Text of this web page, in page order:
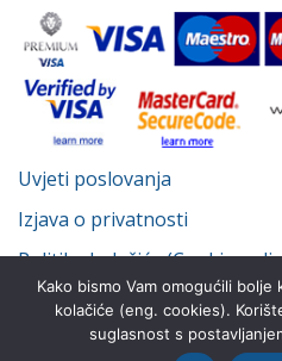
Uvjeti poslovanja
Izjava o privatnosti
Politika kolačića (Cookie
Kako bismo Vam omogućili
kolačiće (eng. cookies).
suglasnost s